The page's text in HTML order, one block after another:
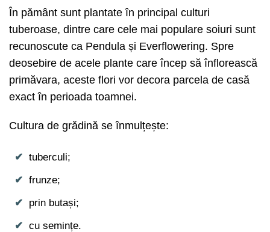
În pământ sunt plantate în principal culturi
tuberoase, dintre care cele mai populare soiuri sunt
recunoscute ca Pendula și Everflowering. Spre
deosebire de acele plante care încep să înflorească
primăvara, aceste flori vor decora parcela de casă
exact în perioada toamnei.
Cultura de grădină se înmulțește:
tuberculi;
frunze;
prin butași;
cu semințe.